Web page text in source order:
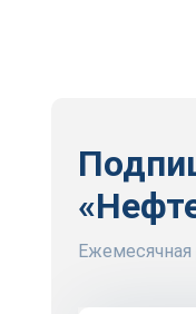
Ежемесячная